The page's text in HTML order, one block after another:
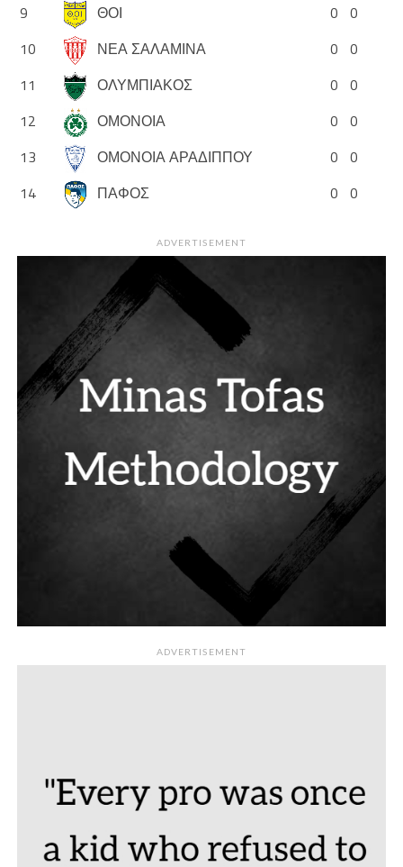
9 ΘΟΙ 0 0
10
ΝΕΑ ΣΑΛΑΜΙΝΑ 0 0
11
ΟΛΥΜΠΙΑΚΟΣ 0 0
12
ΟΜΟΝΟΙΑ 0 0
13
ΟΜΟΝΟΙΑ ΑΡΑΔΙΠΠΟΥ 0 0
14
ΠΑΦΟΣ 0 0
ADVERTISEMENT
ADVERTISEMENT